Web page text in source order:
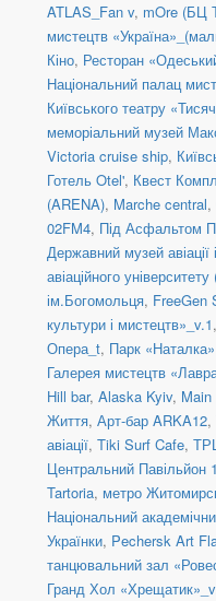
ATLAS_Fan v, mOre (БЦ
мистецтв
Кіно, Ресторан
Національний палац
Київського театру
меморіальний музей
Victoria cruise ship,
Готель Otel', Квест
(ARENA), Marche central,
02FM4, Під Асфальтом
Державний музей
авіаційного
ім.Богомольця, FreeGen
культури і мистецтв»_v.1,
Опера_t, Парк
Галерея мистецтв
Hill bar, Alaska Kyiv, Main
Життя, Арт-бар ARKA12,
авіації, Tiki Surf Cafe,
Центральний Павільйон 1
Tartoria, метро
Національний
Українки, Pechersk Art
танцювальний зал
Гранд Хол